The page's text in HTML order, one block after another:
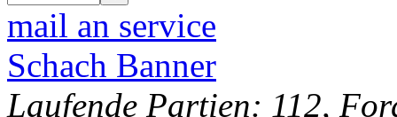
mail an service
Schach Banner
Laufende Partien: 112,